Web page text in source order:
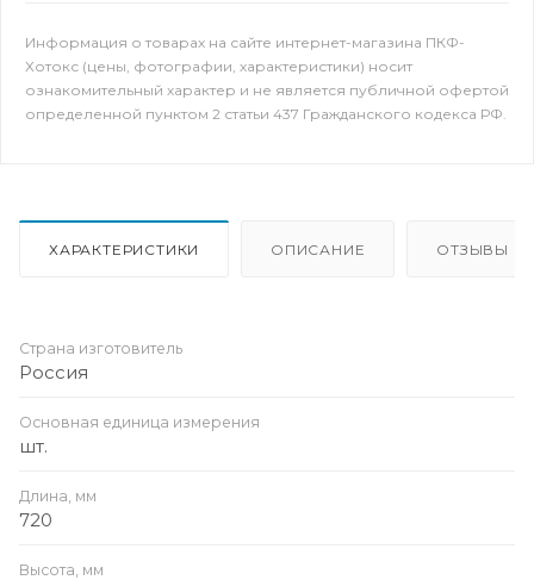
Информация о товарах на сайте интернет-магазина ПКФ-
Хотокс (цены, фотографии, характеристики) носит
ознакомительный характер и не является публичной офертой
определенной пунктом 2 статьи 437 Гражданского кодекса РФ.
ХАРАКТЕРИСТИКИ ОПИСАНИЕ ОТЗЫВЫ
Страна изготовитель
Россия
Основная единица измерения
шт.
Длина, мм
720
Высота, мм